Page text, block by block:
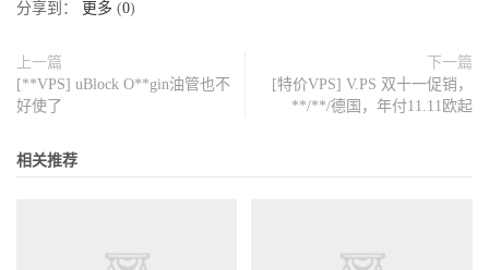
分享到： 更多 (0)
上一篇
[**VPS] uBlock O**gin油管也不
好使了
下一篇
[特价VPS] V.PS 双十一促销，
**/**/德国，年付11.11欧起
相关推荐